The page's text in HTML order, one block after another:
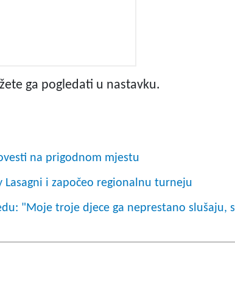
ga pogledati u nastavku.
na prigodnom mjestu
Lasagni i započeo regionalnu turneju
"Moje troje djece ga neprestano slušaju, s